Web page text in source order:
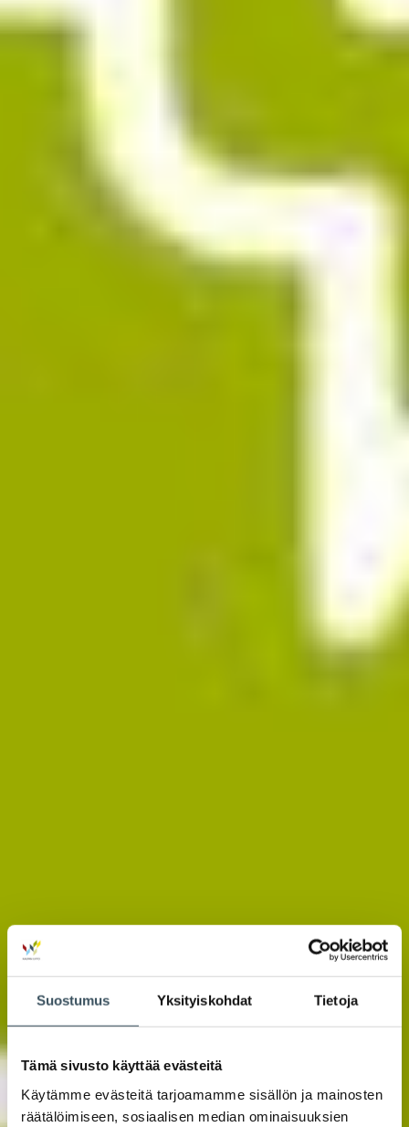
Suostumus Yksityiskohdat Tietoja
Tämä sivusto käyttää evästeitä
Käytämme evästeitä tarjoamamme sisällön ja mainosten
räätälöimiseen, sosiaalisen median ominaisuuksien